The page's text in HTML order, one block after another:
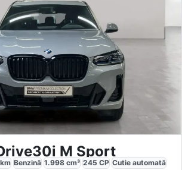
M Sport
km Benzină 1.998 cm³ 245 CP Cutie automată